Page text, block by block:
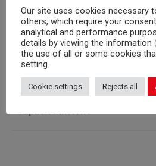
Capacité (l)
Portes
Groupe frogorifique
Version
Capacité interne
Our site uses cookies necessary
others, which require your
analytical and performance
details by viewing the information
the use of all or some cookies
setting.
Cookie settings Rejects all